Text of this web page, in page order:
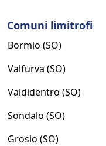
Comuni limitrofi
Bormio (SO)
Valfurva (SO)
Valdidentro (SO)
Sondalo (SO)
Grosio (SO)